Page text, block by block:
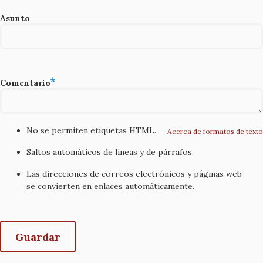
Asunto
Comentario
Acerca de formatos de texto
No se permiten etiquetas HTML.
Saltos automáticos de líneas y de párrafos.
Las direcciones de correos electrónicos y páginas web
se convierten en enlaces automáticamente.